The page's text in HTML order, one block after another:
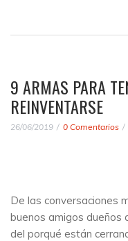
9 ARMAS PARA
REINVENTARSE
26/06/2019 0 Comentarios
De las conversaciones
buenos amigos dueños
del porqué están